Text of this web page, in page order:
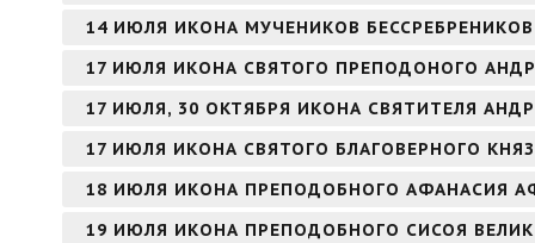
14 ИЮЛЯ ИКОНА МУЧЕНИКОВ
17 ИЮЛЯ ИКОНА СВЯТОГО ПРЕПОДОНОГО
17 ИЮЛЯ, 30 ОКТЯБРЯ ИКОНА СВЯТИТЕЛЯ
17 ИЮЛЯ ИКОНА СВЯТОГО БЛАГОВЕРНОГО
18 ИЮЛЯ ИКОНА ПРЕПОДОБНОГО АФАНАСИЯ
19 ИЮЛЯ ИКОНА ПРЕПОДОБНОГО СИСОЯ